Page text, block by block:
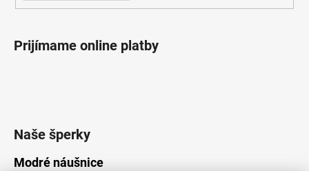
Prijímame online platby
Naše šperky
Modré náušnice